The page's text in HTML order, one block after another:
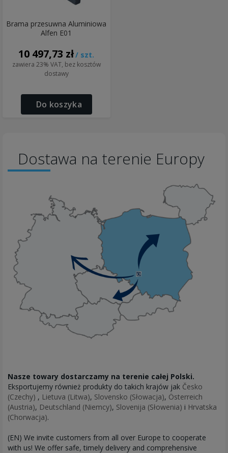
Brama przesuwna Aluminiowa
Alfen E01
10 497,73 zł/ szt.
zawiera 23% VAT, bez kosztów
dostawy
Do koszyka
Dostawa na terenie Europy
Nasze towary dostarczamy na terenie całej Polski.
Eksportujemy również produkty do takich krajów jak Česko
(Czechy) , Lietuva (Litwa), Slovensko (Słowacja), Österreich
(Austria), Deutschland (Niemcy), Slovenija (Słowenia) i Hrvatska
(Chorwacja).
(EN) We invite customers from all over Europe to cooperate
with us! We offer safe, timely delivery and comprehensive